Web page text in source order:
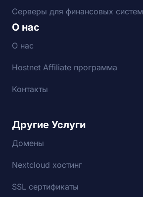
Серверы для финансовых систем
О нас
О нас
Hostnet Affiliate программа
Контакты
Другие Услуги
Домены
Nextcloud хостинг
SSL сертификаты